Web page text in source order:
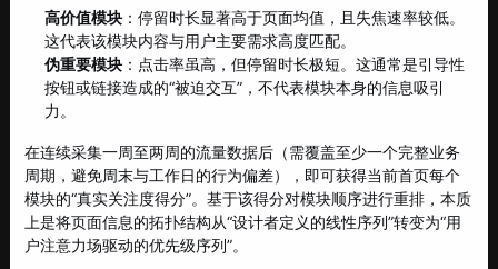
高价值模块：停留时长显著高于页面均值，且失焦速率较低。
这代表该模块内容与用户主要需求高度匹配。
伪重要模块：点击率虽高，但停留时长极短。这通常是引导性
按钮或链接造成的“被迫交互”，不代表模块本身的信息吸引
力。
在连续采集一周至两周的流量数据后（需覆盖至少一个完整业务
周期，避免周末与工作日的行为偏差），即可获得当前首页每个
模块的“真实关注度得分”。基于该得分对模块顺序进行重排，本质
上是将页面信息的拓扑结构从“设计者定义的线性序列”转变为“用
户注意力场驱动的优先级序列”。